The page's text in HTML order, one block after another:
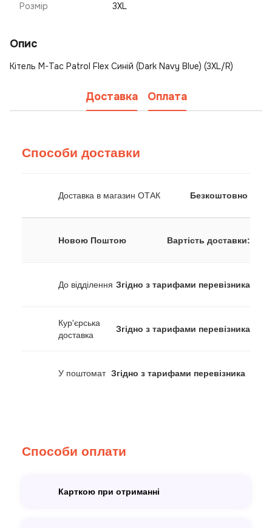
Розмір 3XL
Опис
Кітель M-Tac Patrol Flex Синій (Dark Navy Blue) (3XL/R)
Доставка Оплата
Способи доставки
Доставка в магазин ОТАК Безкоштовно
Новою Поштою Вартість доставки:
До відділення Згідно з тарифами перевізника
Кур'єрська
доставка
Згідно з тарифами перевізника
У поштомат Згідно з тарифами перевізника
Способи оплати
Карткою при отриманні